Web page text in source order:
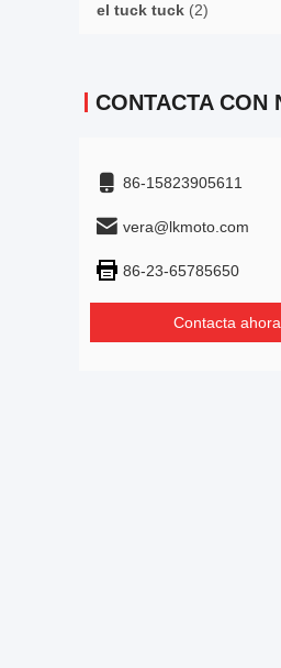
el tuck tuck (2)
86-15823905611
vera@lkmoto.com
86-23-65785650
Contacta ahora